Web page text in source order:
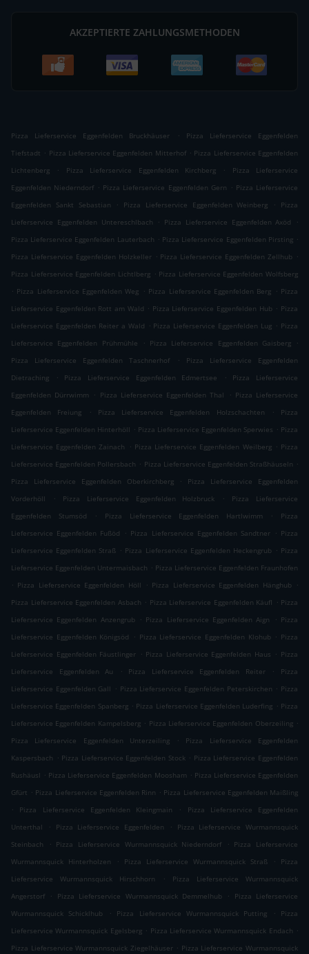
AKZEPTIERTE ZAHLUNGSMETHODEN
Pizza Lieferservice Eggenfelden Bruckhäuser .
Pizza Lieferservice Eggenfelden
Tiefstadt . Pizza Lieferservice Eggenfelden Mitterhof . Pizza Lieferservice Eggenfelden
Lichtenberg
. Pizza Lieferservice Eggenfelden Kirchberg .
Pizza Lieferservice
Eggenfelden Niederndorf . Pizza Lieferservice Eggenfelden Gern . Pizza Lieferservice
Eggenfelden Sankt Sebastian
. Pizza Lieferservice Eggenfelden Weinberg .
Pizza
Lieferservice Eggenfelden Untereschlbach
. Pizza Lieferservice Eggenfelden Axöd
.
Pizza Lieferservice Eggenfelden Lauterbach . Pizza Lieferservice Eggenfelden Pirsting .
Pizza Lieferservice Eggenfelden Holzkeller . Pizza Lieferservice Eggenfelden Zellhub .
Pizza Lieferservice Eggenfelden Lichtlberg . Pizza Lieferservice Eggenfelden Wolfsberg
. Pizza Lieferservice Eggenfelden Weg . Pizza Lieferservice Eggenfelden Berg . Pizza
Lieferservice Eggenfelden Rott am Wald . Pizza Lieferservice Eggenfelden Hub . Pizza
Lieferservice Eggenfelden Reiter a Wald . Pizza Lieferservice Eggenfelden Lug . Pizza
Lieferservice Eggenfelden Prühmühle
. Pizza Lieferservice Eggenfelden Gaisberg
.
Pizza Lieferservice Eggenfelden Taschnerhof
.
Pizza Lieferservice Eggenfelden
Dietraching
. Pizza Lieferservice Eggenfelden Edmertsee .
Pizza Lieferservice
Eggenfelden Dürrwimm
. Pizza Lieferservice Eggenfelden Thal . Pizza Lieferservice
Eggenfelden Freiung
. Pizza Lieferservice Eggenfelden Holzschachten .
Pizza
Lieferservice Eggenfelden Hinterhöll . Pizza Lieferservice Eggenfelden Sperwies . Pizza
Lieferservice Eggenfelden Zainach
. Pizza Lieferservice Eggenfelden Weilberg . Pizza
Lieferservice Eggenfelden Pollersbach . Pizza Lieferservice Eggenfelden Straßhäuseln .
Pizza Lieferservice Eggenfelden Oberkirchberg
.
Pizza Lieferservice Eggenfelden
Vorderhöll
. Pizza Lieferservice Eggenfelden Holzbruck .
Pizza Lieferservice
Eggenfelden Stumsöd
. Pizza Lieferservice Eggenfelden Hartlwimm .
Pizza
Lieferservice Eggenfelden Fußöd
. Pizza Lieferservice Eggenfelden Sandtner . Pizza
Lieferservice Eggenfelden Straß . Pizza Lieferservice Eggenfelden Heckengrub . Pizza
Lieferservice Eggenfelden Untermaisbach . Pizza Lieferservice Eggenfelden Fraunhofen
. Pizza Lieferservice Eggenfelden Höll . Pizza Lieferservice Eggenfelden Hänghub
.
Pizza Lieferservice Eggenfelden Asbach . Pizza Lieferservice Eggenfelden Käufl . Pizza
Lieferservice Eggenfelden Anzengrub
. Pizza Lieferservice Eggenfelden Aign . Pizza
Lieferservice Eggenfelden Königsöd
. Pizza Lieferservice Eggenfelden Klohub . Pizza
Lieferservice Eggenfelden Fäustlinger . Pizza Lieferservice Eggenfelden Haus . Pizza
Lieferservice Eggenfelden Au
. Pizza Lieferservice Eggenfelden Reiter .
Pizza
Lieferservice Eggenfelden Gall . Pizza Lieferservice Eggenfelden Peterskirchen . Pizza
Lieferservice Eggenfelden Spanberg . Pizza Lieferservice Eggenfelden Luderfing . Pizza
Lieferservice Eggenfelden Kampelsberg . Pizza Lieferservice Eggenfelden Oberzeiling .
Pizza Lieferservice Eggenfelden Unterzeiling
.
Pizza Lieferservice Eggenfelden
Kaspersbach . Pizza Lieferservice Eggenfelden Stock . Pizza Lieferservice Eggenfelden
Rushäusl . Pizza Lieferservice Eggenfelden Moosham . Pizza Lieferservice Eggenfelden
Gfürt . Pizza Lieferservice Eggenfelden Rinn . Pizza Lieferservice Eggenfelden Maißling
.
Pizza Lieferservice Eggenfelden Kleingmain .
Pizza Lieferservice Eggenfelden
Unterthal
. Pizza Lieferservice Eggenfelden .
Pizza Lieferservice Wurmannsquick
Steinbach
. Pizza Lieferservice Wurmannsquick Niederndorf . Pizza Lieferservice
Wurmannsquick Hinterholzen
. Pizza Lieferservice Wurmannsquick Straß .
Pizza
Lieferservice Wurmannsquick Hirschhorn
.
Pizza Lieferservice Wurmannsquick
Angerstorf
. Pizza Lieferservice Wurmannsquick Demmelhub .
Pizza Lieferservice
Wurmannsquick Schicklhub
. Pizza Lieferservice Wurmannsquick Putting .
Pizza
Lieferservice Wurmannsquick Egelsberg . Pizza Lieferservice Wurmannsquick Endach .
Pizza Lieferservice Wurmannsquick Ziegelhäuser . Pizza Lieferservice Wurmannsquick